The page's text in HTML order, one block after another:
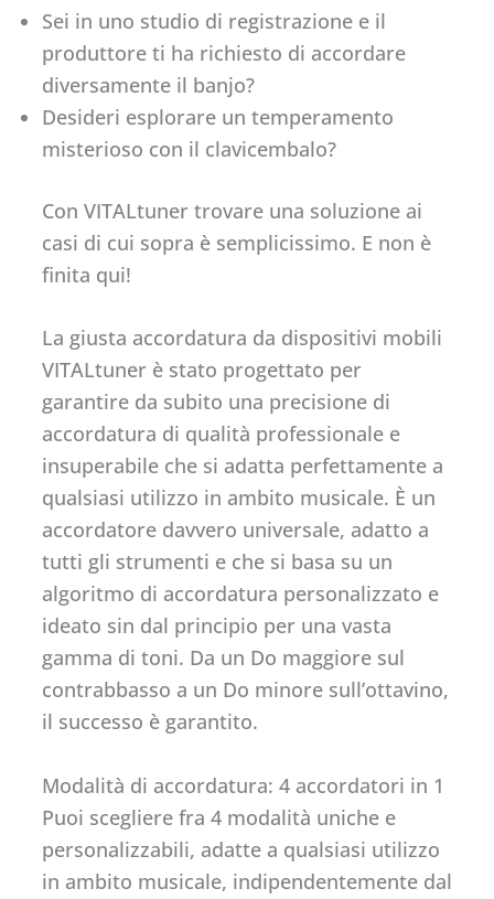
Sei in uno studio di registrazione e il
produttore ti ha richiesto di accordare
diversamente il banjo?
Desideri esplorare un temperamento
misterioso con il clavicembalo?
Con VITALtuner trovare una soluzione ai
casi di cui sopra è semplicissimo. E non è
finita qui!
La giusta accordatura da dispositivi mobili
VITALtuner è stato progettato per
garantire da subito una precisione di
accordatura di qualità professionale e
insuperabile che si adatta perfettamente a
qualsiasi utilizzo in ambito musicale. È un
accordatore davvero universale, adatto a
tutti gli strumenti e che si basa su un
algoritmo di accordatura personalizzato e
ideato sin dal principio per una vasta
gamma di toni. Da un Do maggiore sul
contrabbasso a un Do minore sull’ottavino,
il successo è garantito.
Modalità di accordatura: 4 accordatori in 1
Puoi scegliere fra 4 modalità uniche e
personalizzabili, adatte a qualsiasi utilizzo
in ambito musicale, indipendentemente dal